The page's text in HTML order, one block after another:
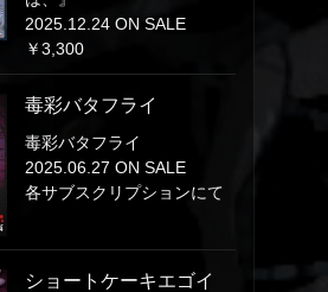
2025.12.24 ON SALE
￥3,300
毒彩バタフライ
毒彩バタフライ
2025.06.27 ON SALE
各サブスクリプションにて
ショートケーキエゴイ